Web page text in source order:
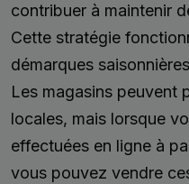
contribuer à maintenir
Cette stratégie
démarques
Les magasins peuvent
locales, mais lorsque
effectuées en ligne à
vous pouvez vendre